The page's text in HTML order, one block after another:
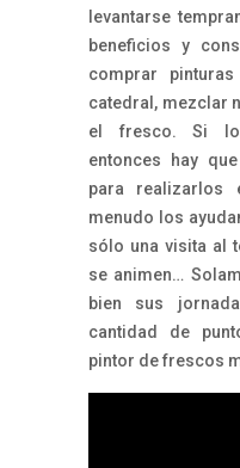
levantarse
beneficios y
comprar
catedral, mezclar
el fresco. Si
entonces hay
para realizarlos
menudo los
sólo una visita al
se animen…
bien sus
cantidad de
pintor de frescos